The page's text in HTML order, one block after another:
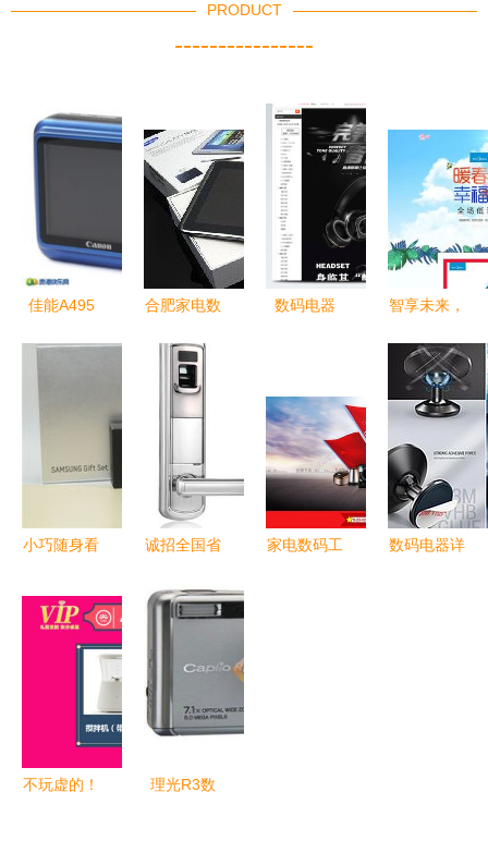
PRODUCT
----------------
佳能A495
值
合肥家电数
购工艺品时
不可忽略的
数码电器
纽
智享未来，
新生活
小巧随身看
CM3移动数
字电视初体
诚招全国省
纹门锁、保
险箱及数码
产品代理机
会
家电数码工
数码电器详
不玩虚的！
理光R3数